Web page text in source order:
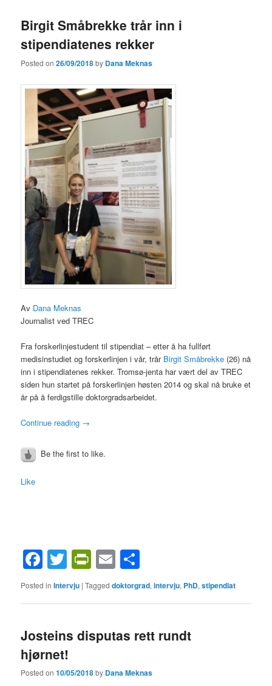
Birgit Småbrekke trår inn i
stipendiatenes rekker
Posted on26/09/2018by Dana Meknas
Av Dana Meknas
Journalist ved TREC
Fra forskerlinjestudent til stipendiat – etter å ha fullført
medisinstudiet og forskerlinjen i vår, trår Birgit Småbrekke (26) nå
inn i stipendiatenes rekker. Tromsø-jenta har vært del av TREC
siden hun startet på forskerlinjen høsten 2014 og skal nå bruke et
år på å ferdigstille doktorgradsarbeidet.
Continue reading →
Be the first to like.
Like
Facebook
Twitter
PrintFriendly
Email
Posted in Intervju |Tagged doktorgrad,intervju, PhD,stipendiat
Josteins disputas rett rundt
hjørnet!
Posted on10/05/2018by Dana Meknas